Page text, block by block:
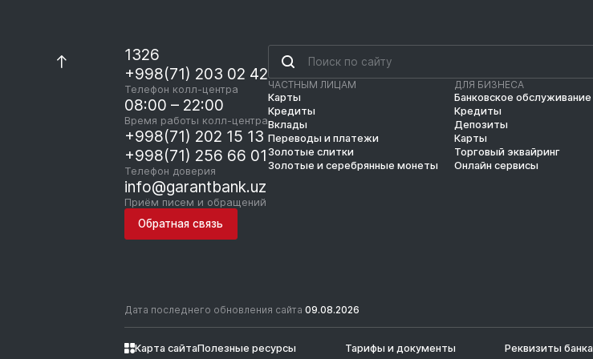
1326
+998(71) 203 02 42
Телефон колл-центра
08:00 – 22:00
Время работы колл-центра
+998(71) 202 15 13
+998(71) 256 66 01
Телефон доверия
info@garantbank.uz
Приём писем и обращений
Обратная связь
ЧАСТНЫМ ЛИЦАМ
Карты
Кредиты
Вклады
Переводы и платежи
Золотые слитки
Золотые и серебрянные монеты
ДЛЯ БИЗНЕСА
Банковское обслуживание
Кредиты
Депозиты
Карты
Торговый эквайринг
Онлайн сервисы
Дата последнего обновления сайта 09.08.2026
Карта сайтаПолезные ресурсы Тарифы и документы Реквизиты банка